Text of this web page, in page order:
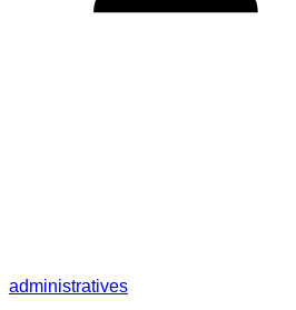
administratives